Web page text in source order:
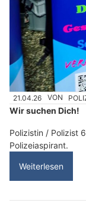
21.04.26 VON
Wir suchen Dich!
Polizistin / Polizist
Polizeiaspirant.
Weiterlesen